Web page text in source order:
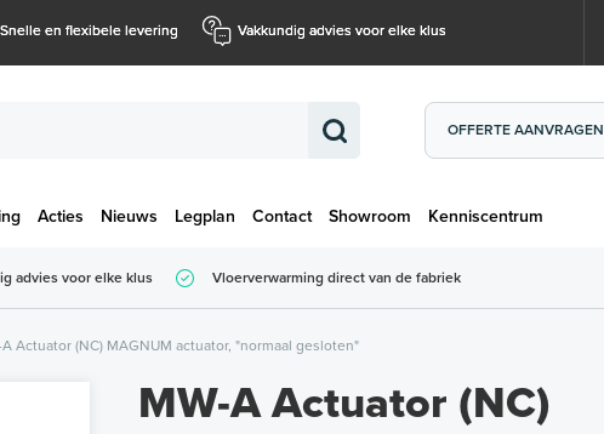
Snelle en flexibele levering Vakkundig advies voor elke klus
OFFERTE AANVRAGEN
Acties Nieuws Legplan Contact Showroom Kenniscentrum
€ 0,00
advies voor elke klus Vloerverwarming direct van de fabriek
A Actuator (NC) MAGNUM actuator, "normaal gesloten"
MW-A Actuator (NC)